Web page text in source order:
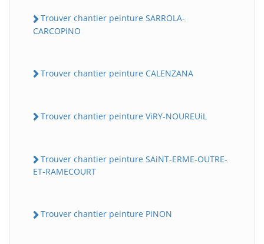
Trouver chantier peinture SARROLA-
CARCOPiNO
Trouver chantier peinture CALENZANA
Trouver chantier peinture ViRY-NOUREUiL
Trouver chantier peinture SAiNT-ERME-OUTRE-
ET-RAMECOURT
Trouver chantier peinture PiNON